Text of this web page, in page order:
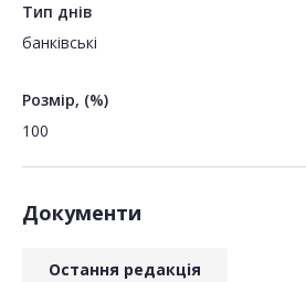
Тип днів
банківські
Розмір, (%)
100
Документи
Остання редакція